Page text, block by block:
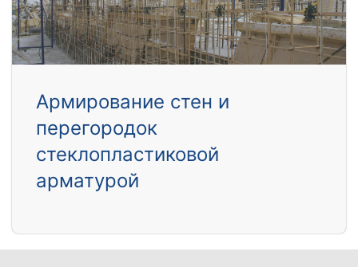
Армирование стен и
перегородок
стеклопластиковой
арматурой